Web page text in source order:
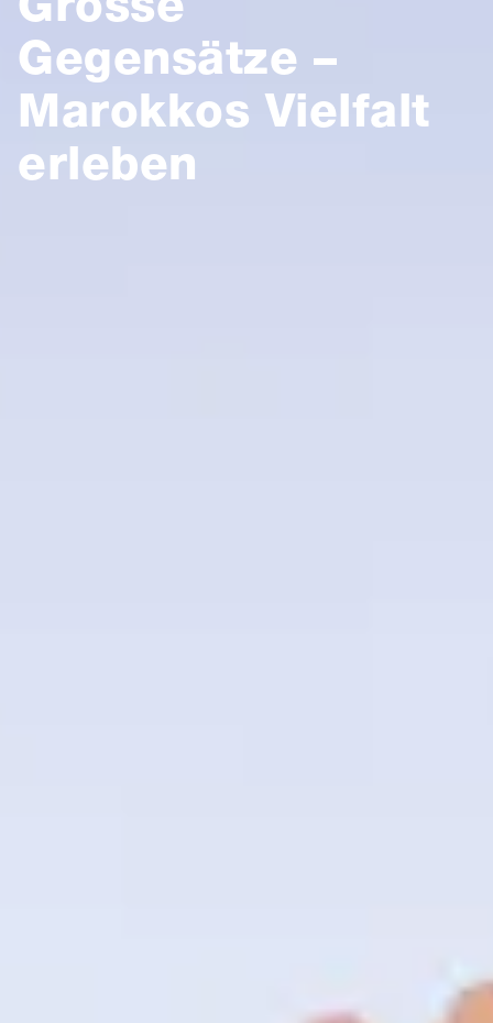
Gegensätze –
Marokkos Vielfalt
erleben